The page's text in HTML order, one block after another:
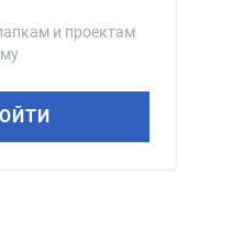
и проектам